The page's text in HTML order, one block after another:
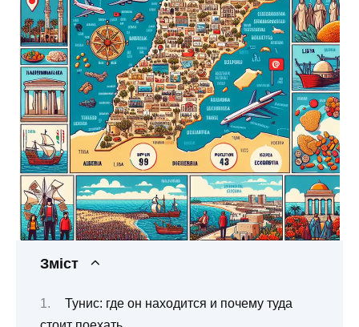
Зміст
Тунис: где он находится и почему туда